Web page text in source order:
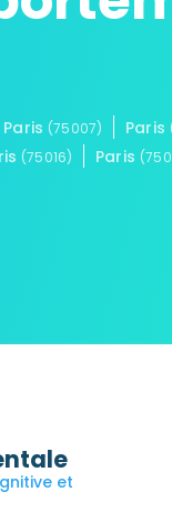
Paris (75007) Paris
(75016) Paris
et